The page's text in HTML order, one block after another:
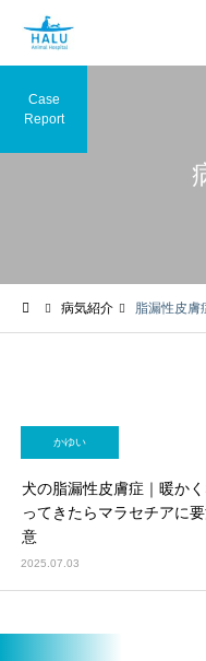
画像診断科
Case
Report
病気紹介 脂漏性皮膚
かゆい
犬の脂漏性皮膚症｜暖か
ってきたらマラセチアに
意
2025.07.03